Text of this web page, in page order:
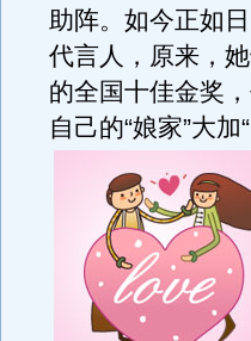
助阵。如今正如
代言人，原来，
的全国十佳金奖
自己的“娘家”大加“